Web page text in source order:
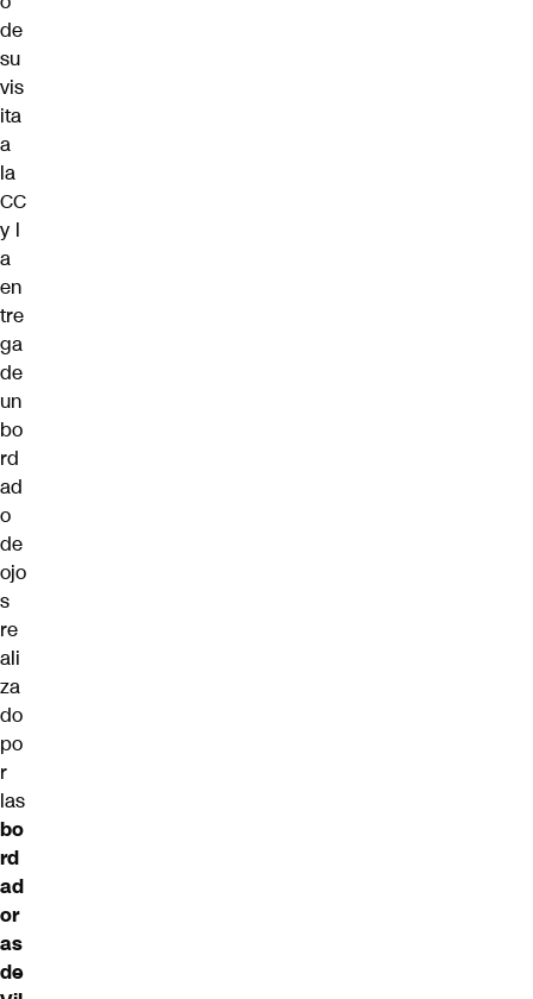
de
su
vis
ita
a
la
CC
y l
a
en
tre
ga
de
un
bo
rd
ad
o
de
ojo
s
re
ali
za
do
po
r
las
bo
rd
ad
or
as
de